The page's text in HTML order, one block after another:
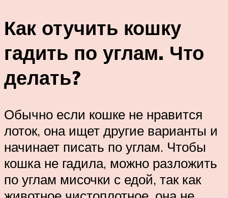
Как отучить кошку
гадить по углам. Что
делать?
Обычно если кошке не нравится
лоток, она ищет другие варианты и
начинает писать по углам. Чтобы
кошка не гадила, можно разложить
по углам мисочки с едой, так как